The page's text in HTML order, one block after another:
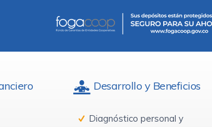
Desarrollo y Beneficios
Diagnóstico personal y